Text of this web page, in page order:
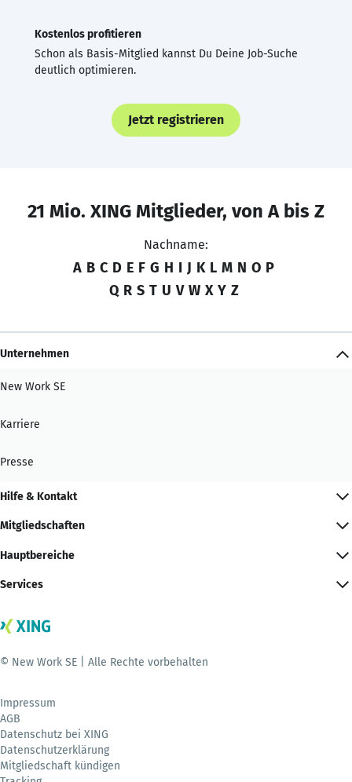
Kostenlos profitieren
Schon als Basis-Mitglied kannst Du Deine Job-Suche
deutlich optimieren.
Jetzt registrieren
21 Mio. XING Mitglieder, von A bis Z
Nachname:
A B C D E F G H I J K L M N O P
Q R S T U V W X Y Z
Unternehmen
New Work SE
Karriere
Presse
Hilfe & Kontakt
Mitgliedschaften
Hauptbereiche
Services
© New Work SE | Alle Rechte vorbehalten
Impressum
AGB
Datenschutz bei XING
Datenschutzerklärung
Mitgliedschaft kündigen